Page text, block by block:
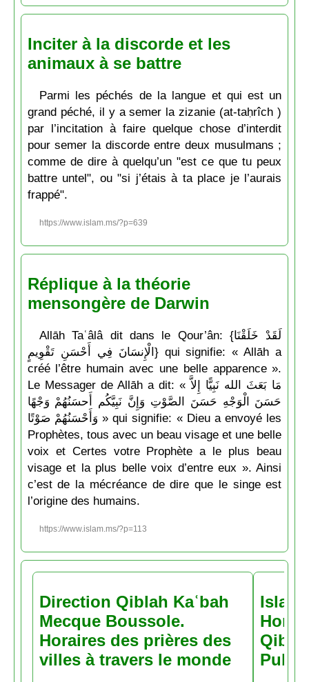
Inciter à la discorde et les
animaux à se battre
Parmi les péchés de la langue et qui est un
grand péché, il y a semer la zizanie (at-taḥrîch )
par l’incitation à faire quelque chose d’interdit
pour semer la discorde entre deux musulmans ;
comme de dire à quelqu’un "est ce que tu peux
battre untel", ou "si j’étais à ta place je l’aurais
frappé".
https://www.islam.ms/?p=639
Réplique à la théorie
mensongère de Darwin
Allāh Taʿâlâ dit dans le Qour’ân: {لَقَدْ خَلَقْنَا
الْإِنسَانَ فِي أَحْسَنِ تَقْوِيمٍ} qui signifie: « Allāh a
créé l’être humain avec une belle apparence ».
Le Messager de Allāh a dit: « مَا بَعَثَ الله نَبِيًّا إِلاَّ
حَسَنَ الْوَجْهِ حَسَنَ الصَّوْتِ وَإِنَّ نَبِيَّكُم أَحسَنُهُمْ وَجْهًا
وَأَحْسَنُهُمْ صَوْتًا » qui signifie: « Dieu a envoyé les
Prophètes, tous avec un beau visage et une belle
voix et Certes votre Prophète a le plus beau
visage et la plus belle voix d’entre eux ». Ainsi
c’est de la mécréance de dire que le singe est
l’origine des humains.
https://www.islam.ms/?p=113
Direction Qiblah Kaʿbah
Mecque Boussole.
Horaires des prières des
villes à travers le monde
Pubs